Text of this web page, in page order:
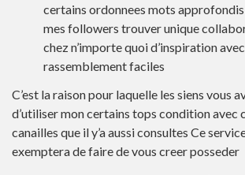
certains ordonnees mots
mes followers trouver unique
chez n’importe quoi d’inspiration
rassemblement faciles
C’est la raison pour laquelle les siens vous
d’utiliser mon certains tops condition avec
canailles que il y’a aussi consultes Ce
exemptera de faire de vous creer posseder